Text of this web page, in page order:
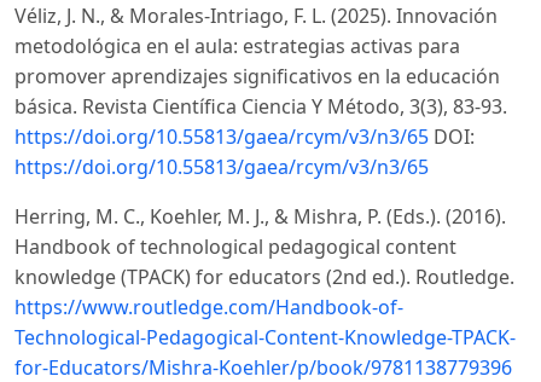
Véliz, J. N., & Morales-Intriago, F. L. (2025). Innovación
metodológica en el aula: estrategias activas para
promover aprendizajes significativos en la educación
básica. Revista Científica Ciencia Y Método, 3(3), 83-93.
https://doi.org/10.55813/gaea/rcym/v3/n3/65 DOI:
https://doi.org/10.55813/gaea/rcym/v3/n3/65
Herring, M. C., Koehler, M. J., & Mishra, P. (Eds.). (2016).
Handbook of technological pedagogical content
knowledge (TPACK) for educators (2nd ed.). Routledge.
https://www.routledge.com/Handbook-of-
Technological-Pedagogical-Content-Knowledge-TPACK-
for-Educators/Mishra-Koehler/p/book/9781138779396